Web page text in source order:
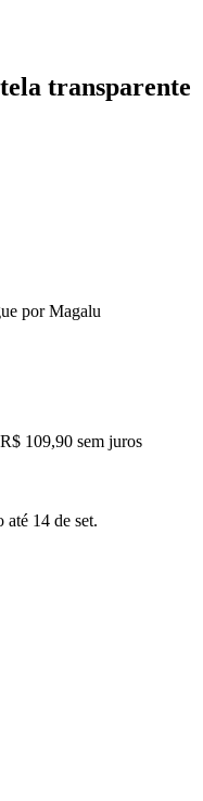
transparente
por Magalu
R$ 109,90 sem juros
até 14 de set.